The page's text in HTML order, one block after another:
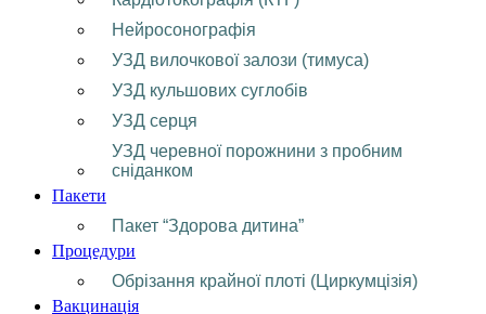
Нейросонографія
УЗД вилочкової залози (тимуса)
УЗД кульшових суглобів
УЗД серця
УЗД черевної порожнини з пробним
сніданком
Пакети
Пакет “Здорова дитина”
Процедури
Обрізання крайної плоті (Циркумцізія)
Вакцинація